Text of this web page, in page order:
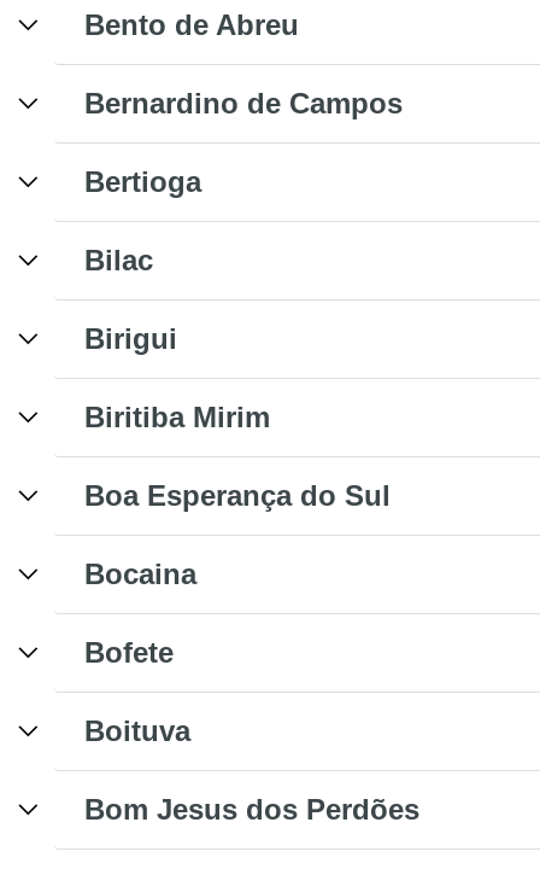
Bento de Abreu
Bernardino de Campos
Bertioga
Bilac
Birigui
Biritiba Mirim
Boa Esperança do Sul
Bocaina
Bofete
Boituva
Bom Jesus dos Perdões